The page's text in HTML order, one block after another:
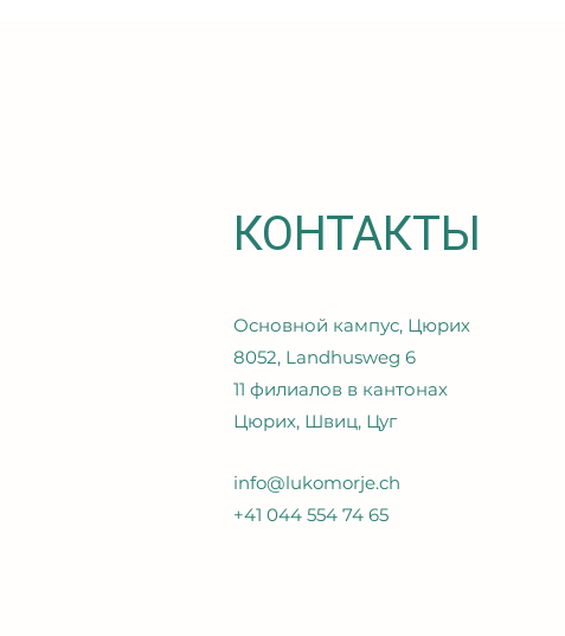
КОНТАКТЫ
Основной кампус, Цюрих
8052, Landhusweg 6
11 филиалов в кантонах
Цюрих, Швиц, Цуг
info@lukomorje.ch
+41 044 554 74 65